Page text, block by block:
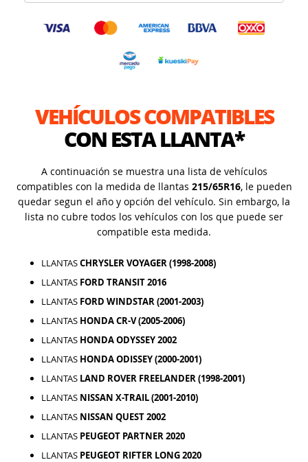
VEHÍCULOS COMPATIBLES
CON ESTA LLANTA*
A continuación se muestra una lista de vehículos
compatibles con la medida de llantas 215/65R16, le pueden
quedar segun el año y opción del vehículo. Sin embargo, la
lista no cubre todos los vehículos con los que puede ser
compatible esta medida.
LLANTASCHRYSLER VOYAGER (1998-2008)
LLANTAS FORD TRANSIT 2016
LLANTAS FORD WINDSTAR (2001-2003)
LLANTAS HONDA CR-V (2005-2006)
LLANTAS HONDA ODYSSEY 2002
LLANTAS HONDA ODISSEY (2000-2001)
LLANTAS LAND ROVER FREELANDER (1998-2001)
LLANTAS NISSAN X-TRAIL (2001-2010)
LLANTAS NISSAN QUEST 2002
LLANTAS PEUGEOT PARTNER 2020
LLANTAS PEUGEOT RIFTER LONG 2020